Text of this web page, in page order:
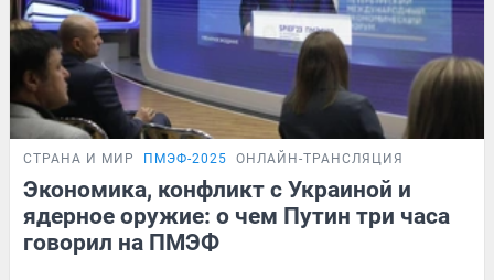
СТРАНА И МИР ПМЭФ-2025 ОНЛАЙН-ТРАНСЛЯЦИЯ
Экономика, конфликт с Украиной и
ядерное оружие: о чем Путин три часа
говорил на ПМЭФ